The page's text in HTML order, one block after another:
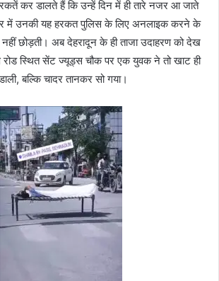
कर डालते हैं कि उन्हें दिन में ही तारे नजर आ जाते
में उनकी यह हरकत पुलिस के लिए अनलाइक करने के
छोड़ती। अब देहरादून के ही ताजा उदाहरण को देख
रोड स्थित सेंट ज्यूड्स चौक पर एक युवक ने तो खाट ही
बल्कि चादर तानकर सो गया।